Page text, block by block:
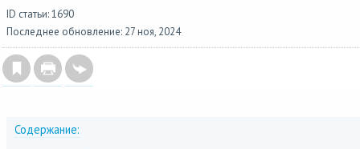
ID статьи: 1690
Последнее обновление: 27 ноя, 2024
Содержание: